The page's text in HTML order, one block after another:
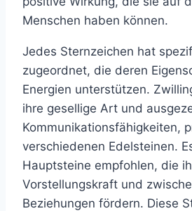
Menschen haben können.
Jedes Sternzeichen hat
zugeordnet, die deren
Energien unterstützen.
ihre gesellige Art und
Kommunikationsfähigkeiten,
verschiedenen Edelsteinen.
Hauptsteine empfohlen, die
Vorstellungskraft und
Beziehungen fördern. Diese